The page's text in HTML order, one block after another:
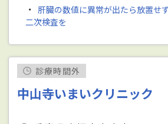
・ 肝臓の数値に異常が出たら放置せ
二次検査を
診療時間外
中山寺いまいクリニック